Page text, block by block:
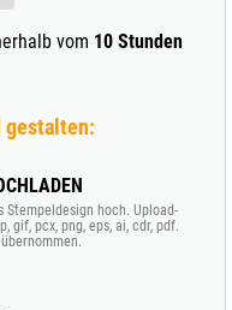
vom 10 Stunden
Stempeldesign hoch. Upload-
gif, pcx, png, eps, ai, cdr, pdf.